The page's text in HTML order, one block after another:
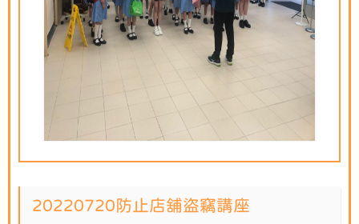
20220720防止店舖盜竊講座